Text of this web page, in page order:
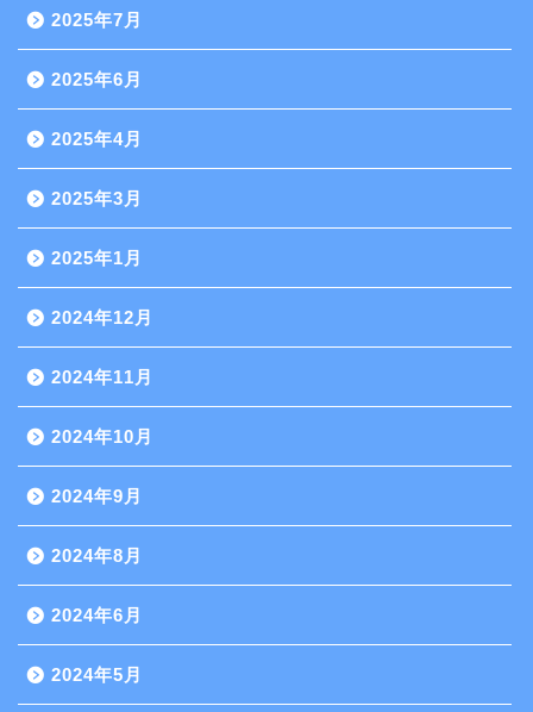
2025年7月
2025年6月
2025年4月
2025年3月
2025年1月
2024年12月
2024年11月
2024年10月
2024年9月
2024年8月
2024年6月
2024年5月